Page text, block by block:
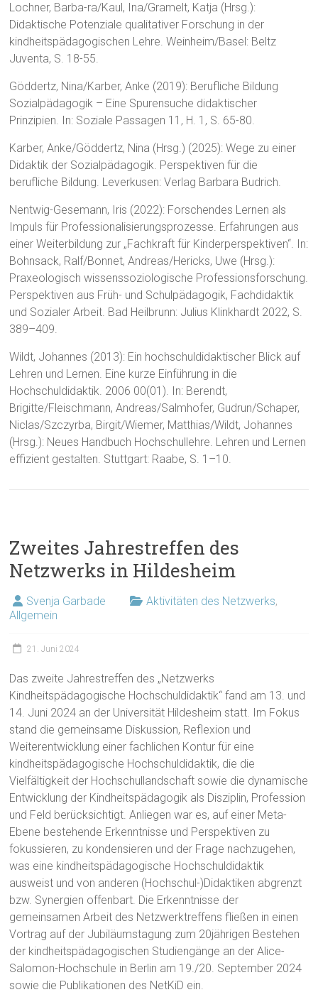
Lochner, Barba-ra/Kaul, Ina/Gramelt, Katja (Hrsg.):
Didaktische Potenziale qualitativer Forschung in der
kindheitspädagogischen Lehre. Weinheim/Basel: Beltz
Juventa, S. 18-55.
Göddertz, Nina/Karber, Anke (2019): Berufliche Bildung
Sozialpädagogik – Eine Spurensuche didaktischer
Prinzipien. In: Soziale Passagen 11, H. 1, S. 65-80.
Karber, Anke/Göddertz, Nina (Hrsg.) (2025): Wege zu einer
Didaktik der Sozialpädagogik. Perspektiven für die
berufliche Bildung. Leverkusen: Verlag Barbara Budrich.
Nentwig-Gesemann, Iris (2022): Forschendes Lernen als
Impuls für Professionalisierungsprozesse. Erfahrungen aus
einer Weiterbildung zur „Fachkraft für Kinderperspektiven“. In:
Bohnsack, Ralf/Bonnet, Andreas/Hericks, Uwe (Hrsg.):
Praxeologisch wissenssoziologische Professionsforschung.
Perspektiven aus Früh- und Schulpädagogik, Fachdidaktik
und Sozialer Arbeit. Bad Heilbrunn: Julius Klinkhardt 2022, S.
389–409.
Wildt, Johannes (2013): Ein hochschuldidaktischer Blick auf
Lehren und Lernen. Eine kurze Einführung in die
Hochschuldidaktik. 2006 00(01). In: Berendt,
Brigitte/Fleischmann, Andreas/Salmhofer, Gudrun/Schaper,
Niclas/Szczyrba, Birgit/Wiemer, Matthias/Wildt, Johannes
(Hrsg.): Neues Handbuch Hochschullehre. Lehren und Lernen
effizient gestalten. Stuttgart: Raabe, S. 1–10.
Zweites Jahrestreffen des
Netzwerks in Hildesheim
Svenja Garbade Aktivitäten des Netzwerks,
Allgemein
21. Juni 2024
Das zweite Jahrestreffen des „Netzwerks
Kindheitspädagogische Hochschuldidaktik“ fand am 13. und
14. Juni 2024 an der Universität Hildesheim statt. Im Fokus
stand die gemeinsame Diskussion, Reflexion und
Weiterentwicklung einer fachlichen Kontur für eine
kindheitspädagogische Hochschuldidaktik, die die
Vielfältigkeit der Hochschullandschaft sowie die dynamische
Entwicklung der Kindheitspädagogik als Disziplin, Profession
und Feld berücksichtigt. Anliegen war es, auf einer Meta-
Ebene bestehende Erkenntnisse und Perspektiven zu
fokussieren, zu kondensieren und der Frage nachzugehen,
was eine kindheitspädagogische Hochschuldidaktik
ausweist und von anderen (Hochschul-)Didaktiken abgrenzt
bzw. Synergien offenbart. Die Erkenntnisse der
gemeinsamen Arbeit des Netzwerktreffens fließen in einen
Vortrag auf der Jubiläumstagung zum 20jährigen Bestehen
der kindheitspädagogischen Studiengänge an der Alice-
Salomon-Hochschule in Berlin am 19./20. September 2024
sowie die Publikationen des NetKiD ein.